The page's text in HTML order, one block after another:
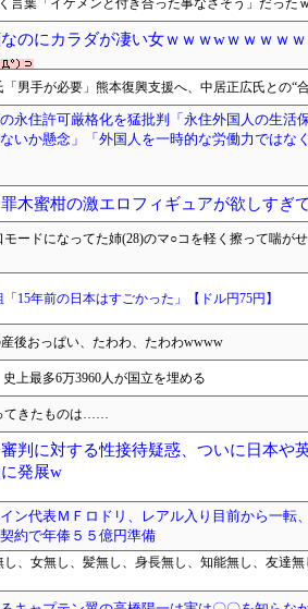
言葉「イケメンと付き合った事なさそう」だった
なのにカラダが凄い女ｗｗｗwｗｗｗｗ
「男手が必要」熊本復興支援へ、中居正広氏との“
永住許可厳格化を猛批判「永住外国人の生活
いか懸念」「外国人を一時的な労働力ではな
罪木蜜柑の激エロフィギュアが欲しすぎ
モードになってた姉(28)のマ○コを軽く擦って喘が
「15年前の日本はすごかった」【ドル円75円】
産後おっぱい、たわわ、たわわwwww
史上最多6万3960人が国立を埋める
てきたものは……
判に対する性接待疑惑、ついに日本や
発展w
イン代表ＭＦロドリ、レアル入り目前から一
約で年俸５５億円準備
し、女無し、髪無し、身長無し、知能無し、友達